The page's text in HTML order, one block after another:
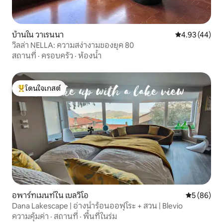
บ้านใน วาเรนนา คะแนนเฉลี่ย
4.93 (44)
วิลล่า NELLA: ความสง่างามของยุค 80
สถานที่ · ครอบครัว · ห้องน้ำ
โดนใจเกสต์ที่สุด
โดนใจเกสต์
อพาร์ทเมนท์ใน เบลวิโอ คะแนนเฉลี่
5 (86)
Dana Lakescape | อ่างน้ำร้อนออฟุโระ + สวน | Blevio
ความคุ้มค่า · สถานที่ · พื้นที่ในร่ม